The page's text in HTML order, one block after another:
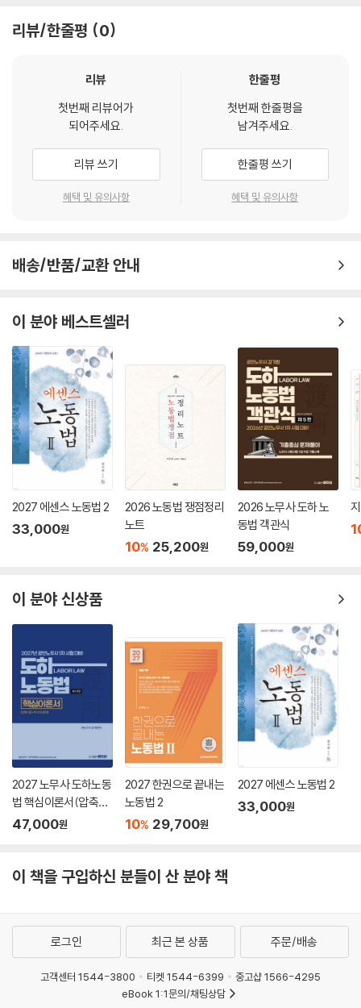
는다는 명목하에 법조문의 문구를 자의적으로 바꾸어 인용할 경우 뜻하지
례중심으로 구성하였습니다. 특히 판례학습의 효율성을 높일 수 있도록 최
대한 판례문구를 원문 그대로 본문에 삽입했습니다.
셋째, 객관식 시험에서 출제되는 다양한 함정에 대한 감각을 쌓을 수 있도
록 최근 공인노무사 1차 시험, 사법시험, 7급·9급 공무원 시험에서 출제되
서 70% 이상은 정답을 맞출 수 있습니다.
작업에 최선을 다해주신 우리팀 연구실장 김유정 노무사님께 이 자리를 빌
어 감사의 인사를 드립니다. 특히 본 교재명의 모티브가 된 사랑하는 아들
‘도하’를 비롯하여 소중하고 든든한 가족들에게는 항상 감사한 마음을 가
지고 살고 있습니다. 마지막으로, ‘물가에 이르다’라는 의미의 ‘도하(到
河)’ 노동법으로 학습하는 모든 수험생들이 합격의 길에 이를 수 있기를 간
절히 소망합니다.
2025년 1월
김기범 드림
리뷰/한줄평 0
리뷰
첫번째 리뷰어가
되어주세요.
리뷰 쓰기
혜택 및 유의사항
한줄평
첫번째 한줄평을
남겨주세요.
한줄평 쓰기
혜택 및 유의사항
배송/반품/교환 안내
이 분야 베스트셀러
2027 에센스 노동법 2
33,000원
2026 노동법 쟁점정리
노트
10% 25,200원
2026 노무사 도하 노
동법 객관식
59,000원
이 분야 신상품
2027 노무사 도하노동
법 핵심이론서(압축이
론+약식OX문제)
47,000원
2027 한권으로 끝내는
노동법 2
10% 29,700원
2027 에센스 노동법 2
33,000원
이 책을 구입하신 분들이 산 분야 책
로그인 최근 본 상품 주문/배송
고객센터 1544-3800 티켓 1544-6399
중고샵 1566-4295
eBook 1:1문의/채팅상담